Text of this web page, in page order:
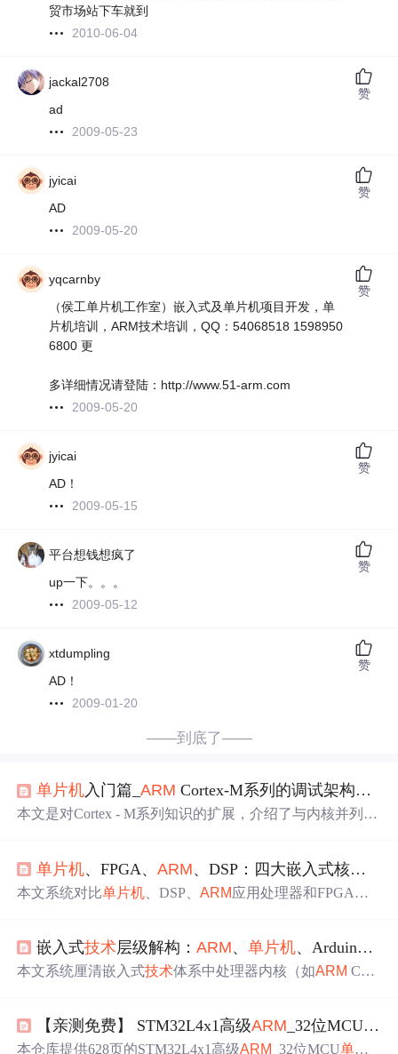
贸市场站下车就到
2010-06-04
jackal2708
ad
2009-05-23
赞
jyicai
AD
2009-05-20
赞
yqcarnby
（侯工单片机工作室）嵌入式及单片机项目开发，单
片机培训，ARM技术培训，QQ：54068518 1598950
6800 更
多详细情况请登陆：http://www.51-arm.com
2009-05-20
赞
jyicai
AD！
2009-05-15
赞
平台想钱想疯了
up一下。。。
2009-05-12
赞
xtdumpling
AD！
2009-01-20
赞
——到底了——
单片机入门篇_ARM Cortex-M系列的调试架构CoreSight
本文是对Cortex - M系列知识的扩展，介绍了与内核并列的
者了解即可。该技术 可助力开发高性能系统，还获众多开
发工具支持。
单片机、FPGA、ARM、DSP：四大嵌入式核心
本文系统对比单片机 、DSP、ARM应用处理器和FPGA的
数学运算；ARM（Cortex-A）支撑复杂OS、多任务与人机
交互；FPGA提供纳秒级确定性延迟与硬件可重构能力。
值。
嵌入式技术层级解构：ARM、单片机、Arduino与嵌入式系统辨析
本文系统厘清嵌入式技术体系中处理器内核（如ARM Cort
TOS）的严格层级关系。强调内核是IP授权抽象，MCU是
集成芯片实体，开发板仅为工程载体，嵌入式系统须满足
【亲测免费】 STM32L4x1高级ARM _32位MCU单
本仓库提供628页的STM32L4x1高级ARM _32位MCU单片